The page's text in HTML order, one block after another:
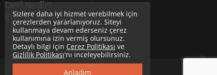
DeFi Nedir?
Bitcoin Hesabı Nasıl Açılır?
Uzmancoin
Sizlere daha iyi hizmet verebilmek için
çerezlerden yararlanıyoruz. Siteyi
kullanmaya devam ederseniz çerez
kullanımına izin vermiş olursunuz.
Detaylı bilgi için Çerez Politikası ve
Gizlilik Politikası'nı inceleyebilirsiniz.
Anladım